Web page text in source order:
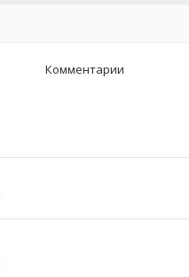
Комментарии